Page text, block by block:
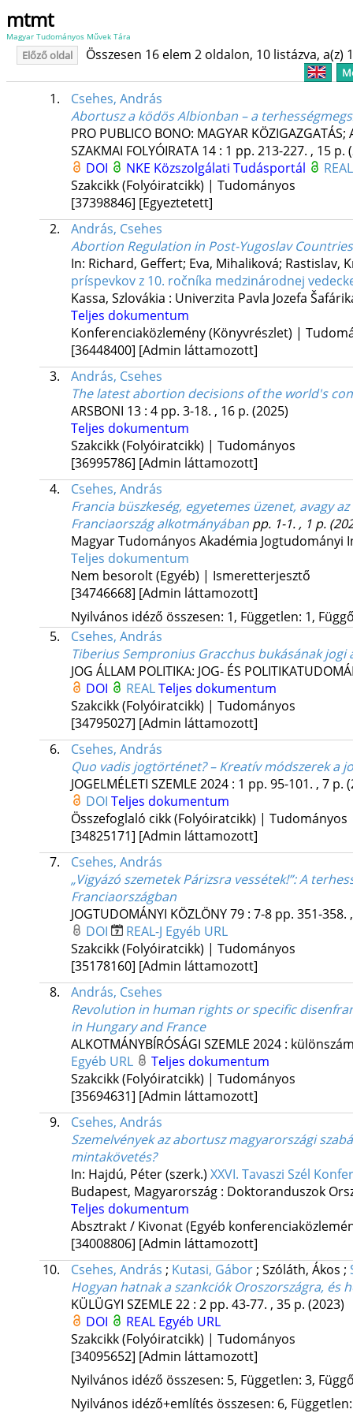
mtmt
Magyar Tudományos Művek Tára
Előző oldal Összesen 16 elem 2 oldalon, 10 listázva, a(z)
1.
Csehes, András
Abortusz a ködös Albionban – a
PRO PUBLICO BONO: MAGYAR
SZAKMAI FOLYÓIRATA 14: 1 pp. 213-227. , 15 p.
DOI
NKE Közszolgálati Tudásportál
Szakcikk (Folyóiratcikk) | Tudományos
[37398846] [Egyeztetett]
2.
András, Csehes
Abortion Regulation in Post-Yugoslav
In: Richard, Geffert; Eva, Mihaliková; Rastislav,
príspevkov z 10. ročníka medzinárodnej
Kassa, Szlovákia : Univerzita Pavla Jozefa
Teljes dokumentum
Konferenciaközlemény (Könyvrészlet) |
[36448400] [Admin láttamozott]
3.
András, Csehes
The latest abortion decisions of the world's
ARSBONI 13: 4 pp. 3-18. , 16 p. (2025)
Teljes dokumentum
Szakcikk (Folyóiratcikk) | Tudományos
[36995786] [Admin láttamozott]
4.
Csehes, András
Francia büszkeség, egyetemes üzenet, avagy
Franciaország alkotmányában pp. 1-1. , 1 p.
Magyar Tudományos Akadémia Jogtudományi
Teljes dokumentum
Nem besorolt (Egyéb) | Ismeretterjesztő
[34746668] [Admin láttamozott]
Nyilvános idéző összesen: 1, Független: 1,
5.
Csehes, András
Tiberius Sempronius Gracchus bukásának jogi
JOG ÁLLAM POLITIKA: JOG- ÉS
DOI
REALTeljes dokumentum
Szakcikk (Folyóiratcikk) | Tudományos
[34795027] [Admin láttamozott]
6.
Csehes, András
Quo vadis jogtörténet? – Kreatív módszerek a
JOGELMÉLETI SZEMLE 2024: 1 pp. 95-101. , 7 p.
DOI Teljes dokumentum
Összefoglaló cikk (Folyóiratcikk) | Tudományos
[34825171] [Admin láttamozott]
7.
Csehes, András
„Vigyázó szemetek Párizsra vessétek!”: A
Franciaországban
JOGTUDOMÁNYI KÖZLÖNY79: 7-8 pp. 351-358.
DOI
REAL-J Egyéb URL
Szakcikk (Folyóiratcikk) | Tudományos
[35178160] [Admin láttamozott]
8.
András, Csehes
Revolution in human rights or specific
in Hungary and France
ALKOTMÁNYBÍRÓSÁGI SZEMLE 2024:
Egyéb URL
Teljes dokumentum
Szakcikk (Folyóiratcikk) | Tudományos
[35694631] [Admin láttamozott]
9.
Csehes, András
Szemelvények az abortusz magyarországi
mintakövetés?
In: Hajdú, Péter (szerk.) XXVI. Tavaszi Szél
Budapest, Magyarország : Doktoranduszok
Teljes dokumentum
Absztrakt / Kivonat (Egyéb
[34008806] [Admin láttamozott]
10.
Csehes, András ; Kutasi, Gábor; Szóláth, Ákos ;
Hogyan hatnak a szankciók Oroszországra, és
KÜLÜGYI SZEMLE 22: 2 pp. 43-77. , 35 p. (2023)
DOI
REAL Egyéb URL
Szakcikk (Folyóiratcikk) | Tudományos
[34095652] [Admin láttamozott]
Nyilvános idéző összesen: 5, Független: 3,
Nyilvános idéző+említés összesen: 6,